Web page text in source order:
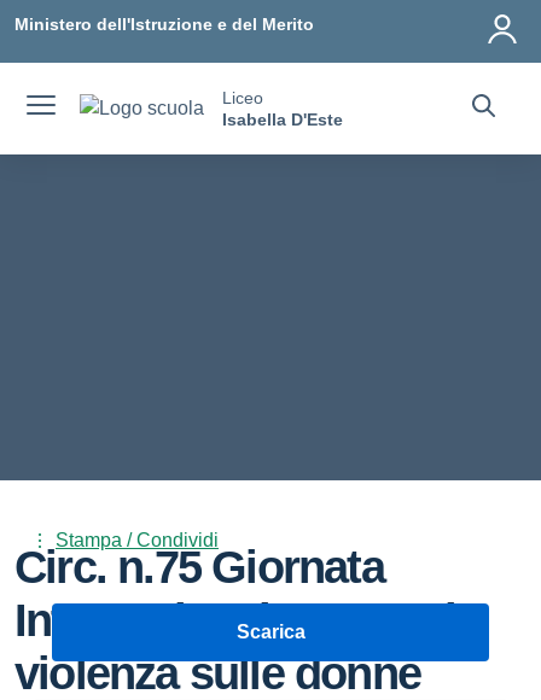
Ministero dell'Istruzione e del Merito
Liceo
Isabella D'Este
Circ. n.75 Giornata
Internazionale contro la
violenza sulle donne
Stampa / Condividi
Scarica